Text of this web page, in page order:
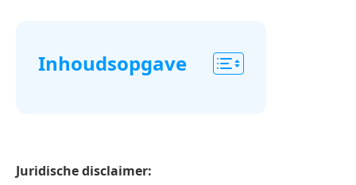
Inhoudsopgave
moet
Juridische disclaimer: